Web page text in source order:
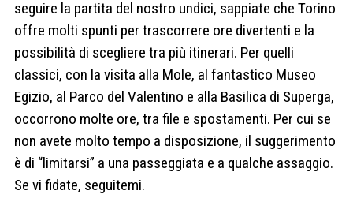
seguire la partita del nostro undici, sappiate che Torino
offre molti spunti per trascorrere ore divertenti e la
possibilità di scegliere tra più itinerari. Per quelli
classici, con la visita alla Mole, al fantastico Museo
Egizio, al Parco del Valentino e alla Basilica di Superga,
occorrono molte ore, tra file e spostamenti. Per cui se
non avete molto tempo a disposizione, il suggerimento
è di “limitarsi” a una passeggiata e a qualche assaggio.
Se vi fidate, seguitemi.